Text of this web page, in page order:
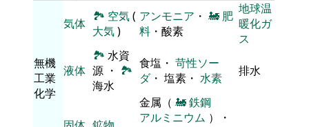
無機
工業
化学
気体 🏞 空気(
大気)
アンモニア ・ 🚂 肥
料 ・酸素
地球温
暖化ガ
ス
液体
🏞 水資
源 ・ 🏞
海水
食塩・ 苛性ソー
ダ・ 塩素・ 水素 排水
金属（ 🚂鉄鋼
アルミニウム ）・